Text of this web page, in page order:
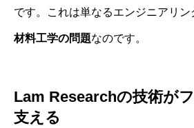
です。これは単なるエンジニアリン
材料工学の問題なのです。
Lam Researchの技術が
支える